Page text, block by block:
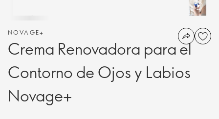
NOVAGE+
Crema Renovadora para el
Contorno de Ojos y Labios
Novage+